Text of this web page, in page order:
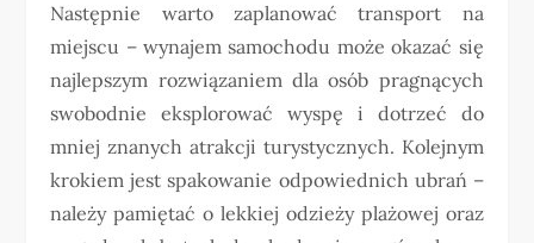
Następnie warto zaplanować transport na
miejscu – wynajem samochodu może okazać się
najlepszym rozwiązaniem dla osób pragnących
swobodnie eksplorować wyspę i dotrzeć do
mniej znanych atrakcji turystycznych. Kolejnym
krokiem jest spakowanie odpowiednich ubrań –
należy pamiętać o lekkiej odzieży plażowej oraz